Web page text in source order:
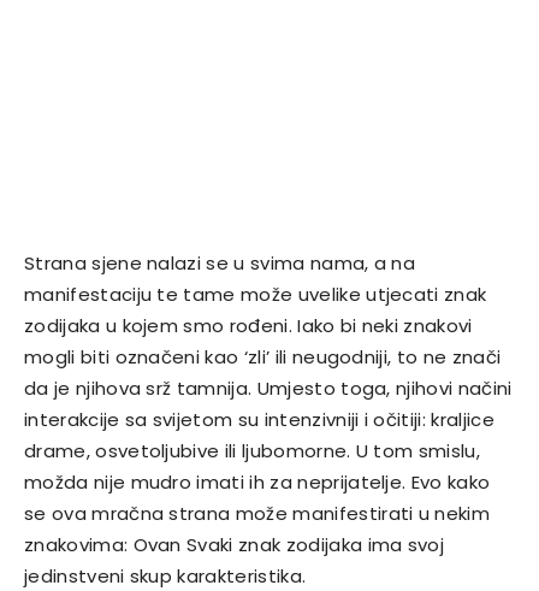
Strana sjene nalazi se u svima nama, a na
manifestaciju te tame može uvelike utjecati znak
zodijaka u kojem smo rođeni. Iako bi neki znakovi
mogli biti označeni kao ‘zli’ ili neugodniji, to ne znači
da je njihova srž tamnija. Umjesto toga, njihovi načini
interakcije sa svijetom su intenzivniji i očitiji: kraljice
drame, osvetoljubive ili ljubomorne. U tom smislu,
možda nije mudro imati ih za neprijatelje. Evo kako
se ova mračna strana može manifestirati u nekim
znakovima: Ovan Svaki znak zodijaka ima svoj
jedinstveni skup karakteristika.